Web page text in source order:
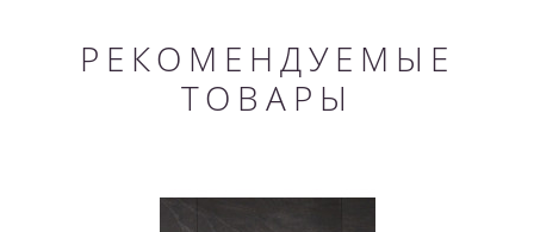
РЕКОМЕНДУЕМЫЕ
ТОВАРЫ